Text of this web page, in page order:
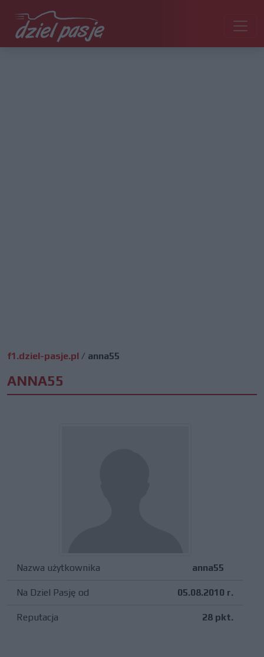
f1.dziel-pasje.pl / anna55
ANNA55
Nazwa użytkownika anna55
Na Dziel Pasję od 05.08.2010 r.
Reputacja 28 pkt.